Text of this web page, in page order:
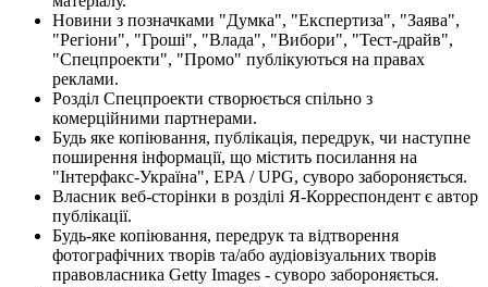
Новини з позначками "Думка", "Експертиза", "Заява",
"Регіони", "Гроші", "Влада", "Вибори", "Тест-драйв",
"Спецпроекти", "Промо" публікуються на правах
реклами.
Розділ Спецпроекти створюється спільно з
комерційними партнерами.
Будь яке копіювання, публікація, передрук, чи наступне
поширення інформації, що містить посилання на
"Інтерфакс-Україна", EPA / UPG, суворо забороняється.
Власник веб-сторінки в розділі Я-Корреспондент є автор
публікації.
Будь-яке копіювання, передрук та відтворення
фотографічних творів та/або аудіовізуальних творів
правовласника Getty Images - суворо забороняється.